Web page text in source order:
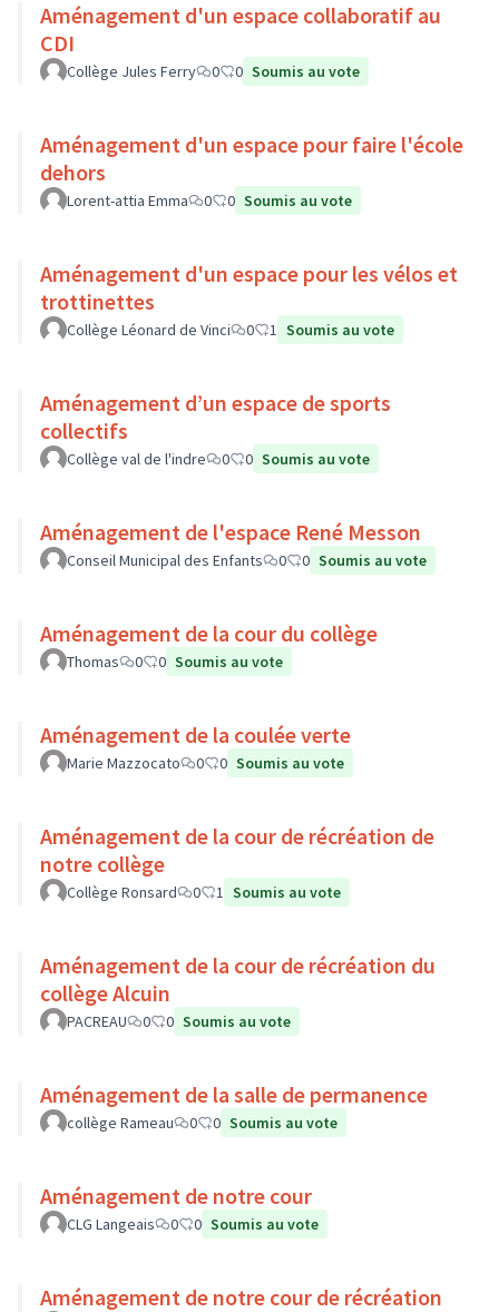
Aménagement d'un espace collaboratif au
CDI
Collège Jules Ferry 0 0 Soumis au vote
Aménagement d'un espace pour faire l'école
dehors
Lorent-attia Emma 0 0 Soumis au vote
Aménagement d'un espace pour les vélos et
trottinettes
Collège Léonard de Vinci 0 1 Soumis au vote
Aménagement d’un espace de sports
collectifs
Collège val de l'indre 0 0 Soumis au vote
Aménagement de l'espace René Messon
Conseil Municipal des Enfants 0 0 Soumis au vote
Aménagement de la cour du collège
Thomas 0 0 Soumis au vote
Aménagement de la coulée verte
Marie Mazzocato 0 0 Soumis au vote
Aménagement de la cour de récréation de
notre collège
Collège Ronsard 0 1 Soumis au vote
Aménagement de la cour de récréation du
collège Alcuin
PACREAU 0 0 Soumis au vote
Aménagement de la salle de permanence
collège Rameau 0 0 Soumis au vote
Aménagement de notre cour
CLG Langeais 0 0 Soumis au vote
Aménagement de notre cour de récréation